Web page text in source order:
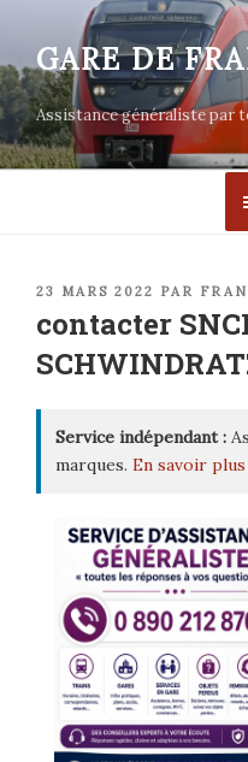
contenu
principal
GARE DE
Assistance généraliste par
PUBLIÉ
23 MARS 2022 PAR
contacter
Service indépendant :
marques. En savoir plus